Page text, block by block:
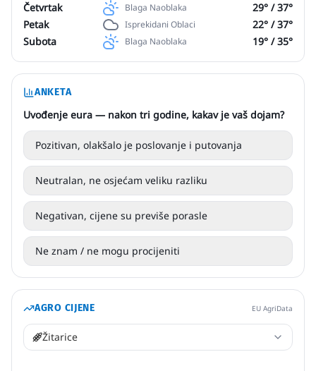
Četvrtak Blaga Naoblaka 29° /37°
Petak
Isprekidani Oblaci 22° /37°
Subota
Blaga Naoblaka 19° /35°
ANKETA
Uvođenje eura — nakon tri godine, kakav je vaš dojam?
Pozitivan, olakšalo je poslovanje i putovanja
Neutralan, ne osjećam veliku razliku
Negativan, cijene su previše porasle
Ne znam / ne mogu procijeniti
AGRO CIJENE EU AgriData
Žitarice